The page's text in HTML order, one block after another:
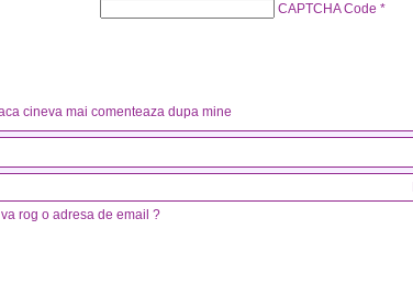
CAPTCHA Code *
cineva mai comenteaza dupa mine
rog o adresa de email ?